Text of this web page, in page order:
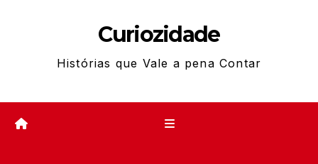
Curiozidade
Histórias que Vale a pena Contar